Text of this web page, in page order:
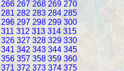
266 267 268 269 270
281 282 283 284 285
296 297 298 299 300
311 312 313 314 315
326 327 328 329 330
341 342 343 344 345
356 357 358 359 360
371 372 373 374 375